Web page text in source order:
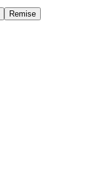
Remise